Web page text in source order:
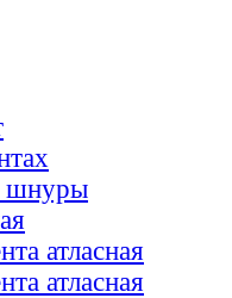
шнуры
атласная
атласная